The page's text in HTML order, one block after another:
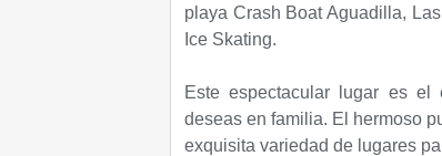
playa Crash Boat Aguadilla,
Ice Skating.
Este espectacular lugar es
deseas en familia. El hermoso
exquisita variedad de lugares